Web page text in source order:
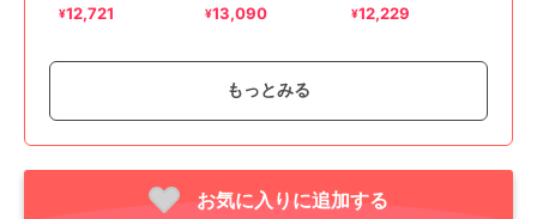
セットアップ
¥12,721
フレアパンツドレス セ
¥13,090
クセパレートパンツドレ
¥12,229
¥1000ｸｰﾎﾟﾝ
もっとみる
お気に入りに追加する